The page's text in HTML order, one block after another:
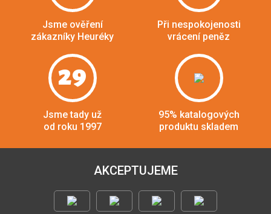
Jsme ověření
zákazníky Heuréky
Při nespokojenosti
vrácení peněz
29
Jsme tady už
od roku 1997
95% katalogových
produktu skladem
AKCEPTUJEME